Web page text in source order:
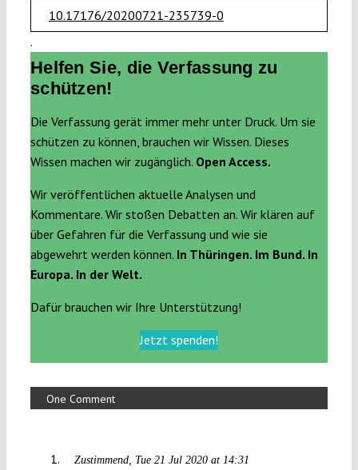
10.17176/20200721-235739-0
.
Helfen Sie, die Verfassung zu
schützen!
Die Verfassung gerät immer mehr unter Druck. Um sie
schützen zu können, brauchen wir Wissen. Dieses
Wissen machen wir zugänglich. Open Access.
Wir veröffentlichen aktuelle Analysen und
Kommentare. Wir stoßen Debatten an. Wir klären auf
über Gefahren für die Verfassung und wie sie
abgewehrt werden können. In Thüringen. Im Bund. In
Europa. In der Welt.
Dafür brauchen wir Ihre Unterstützung!
Jetzt spenden!
One Comment
Zustimmend Tue 21 Jul 2020 at 14:31